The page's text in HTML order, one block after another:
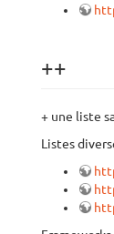
++
+ une liste
Listes